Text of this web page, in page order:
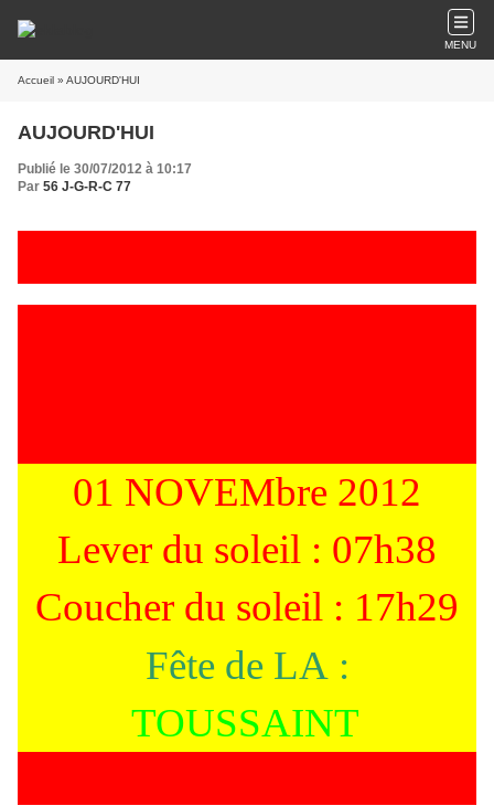
MENU
Accueil » AUJOURD'HUI
AUJOURD'HUI
Publié le 30/07/2012 à 10:17
Par 56 J-G-R-C 77
01 NOVEMbre 2012
Lever du soleil : 07h38
Coucher du soleil : 17h29
Fête de LA :
TOUSSAINT